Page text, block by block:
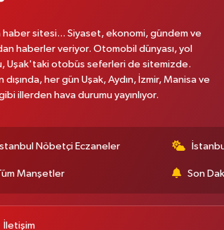
haber sitesi... Siyaset, ekonomi, gündem ve
haberler veriyor. Otomobil dünyası, yol
Uşak'taki otobüs seferleri de sitemizde.
dışında, her gün Uşak, Aydın, İzmir, Manisa ve
illerden hava durumu yayınlıyor.
Nöbetçi Eczaneler
Manşetler Son
İletişim